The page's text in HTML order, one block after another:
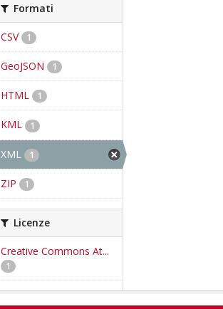
Formati
CSV 1
GeoJSON 1
HTML 1
KML 1
XML 1
ZIP 1
Licenze
Creative Commons At...
1